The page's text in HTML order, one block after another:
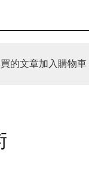
的文章加入購物